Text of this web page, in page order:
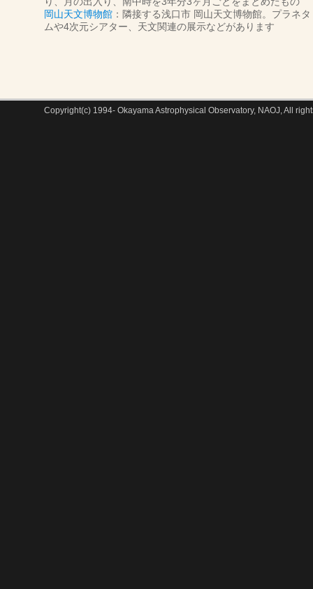
岡山天文博物館 ：隣接する浅口市 岡山天文博物館。プラネタ
ムや4次元シアター、天文関連の展示などがあります
Copyright(c) 1994- Okayama Astrophysical Observatory, NAOJ, All